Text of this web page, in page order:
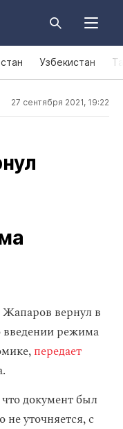
Узбекистан
27 сентября 2021, 19:22
вернул в
режима
передает
документ был
уточняется, с